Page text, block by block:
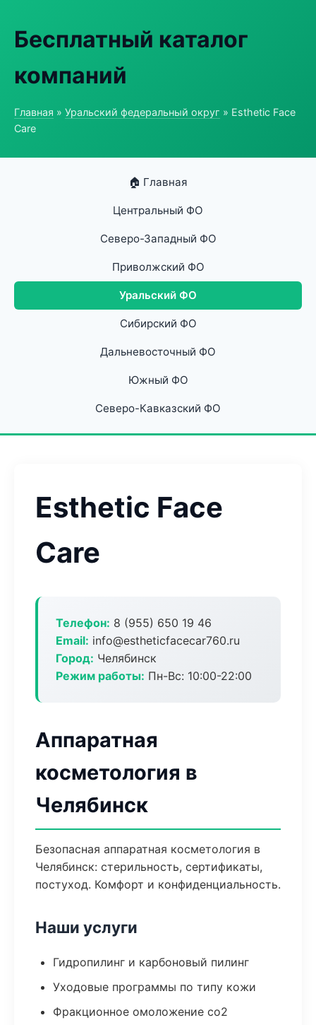
Бесплатный каталог
компаний
Главная » Уральский федеральный округ » Esthetic Face
Care
🏠 Главная
Центральный ФО
Северо-Западный ФО
Приволжский ФО
Уральский ФО
Сибирский ФО
Дальневосточный ФО
Южный ФО
Северо-Кавказский ФО
Esthetic Face
Care
Телефон: 8 (955) 650 19 46
Email: info@estheticfacecar760.ru
Город: Челябинск
Режим работы: Пн-Вс: 10:00-22:00
Аппаратная
косметология в
Челябинск
Безопасная аппаратная косметология в
Челябинск: стерильность, сертификаты,
постуход. Комфорт и конфиденциальность.
Наши услуги
Гидропилинг и карбоновый пилинг
Уходовые программы по типу кожи
Фракционное омоложение co2